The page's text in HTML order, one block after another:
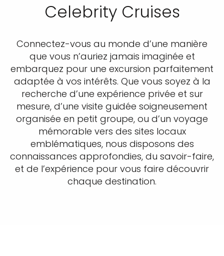
Celebrity Cruises
Connectez-vous au monde d’une manière
que vous n’auriez jamais imaginée et
embarquez pour une excursion parfaitement
adaptée à vos intérêts. Que vous soyez à la
recherche d’une expérience privée et sur
mesure, d’une visite guidée soigneusement
organisée en petit groupe, ou d’un voyage
mémorable vers des sites locaux
emblématiques, nous disposons des
connaissances approfondies, du savoir-faire,
et de l’expérience pour vous faire découvrir
chaque destination.